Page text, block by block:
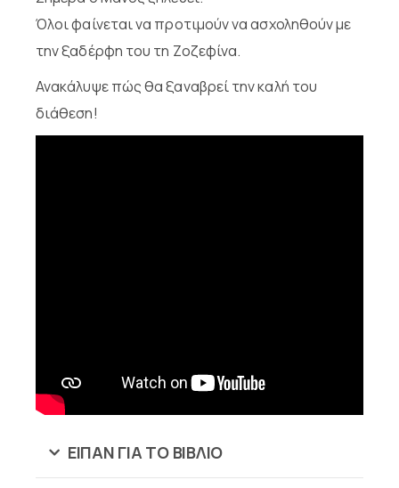
Όλοι φαίνεται να προτιμούν να ασχοληθούν με
την ξαδέρφη του τη Ζοζεφίνα.
Ανακάλυψε πώς θα ξαναβρεί την καλή του
διάθεση!
ΕΙΠΑΝ ΓΙΑ ΤΟ ΒΙΒΛΙΟ